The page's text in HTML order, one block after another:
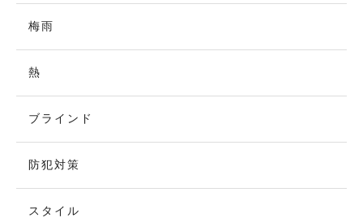
梅雨
熱
ブラインド
防犯対策
スタイル